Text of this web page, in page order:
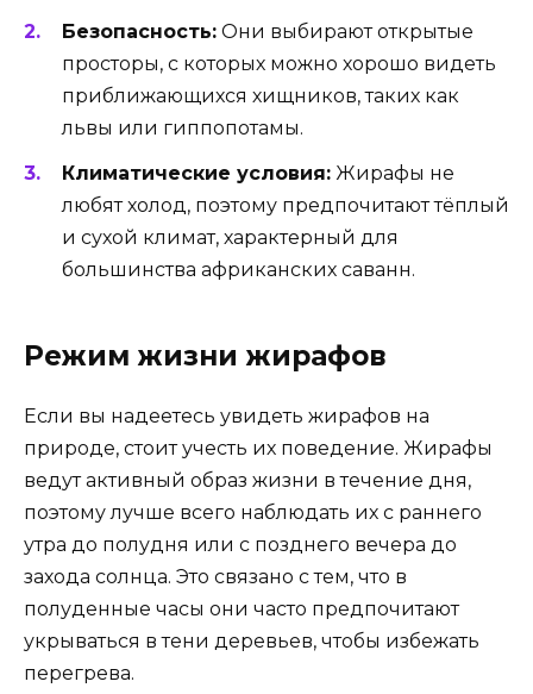
Безопасность: Они выбирают открытые
просторы, с которых можно хорошо видеть
приближающихся хищников, таких как
львы или гиппопотамы.
Климатические условия: Жирафы не
любят холод, поэтому предпочитают тёплый
и сухой климат, характерный для
большинства африканских саванн.
Режим жизни жирафов
Если вы надеетесь увидеть жирафов на
природе, стоит учесть их поведение. Жирафы
ведут активный образ жизни в течение дня,
поэтому лучше всего наблюдать их с раннего
утра до полудня или с позднего вечера до
захода солнца. Это связано с тем, что в
полуденные часы они часто предпочитают
укрываться в тени деревьев, чтобы избежать
перегрева.